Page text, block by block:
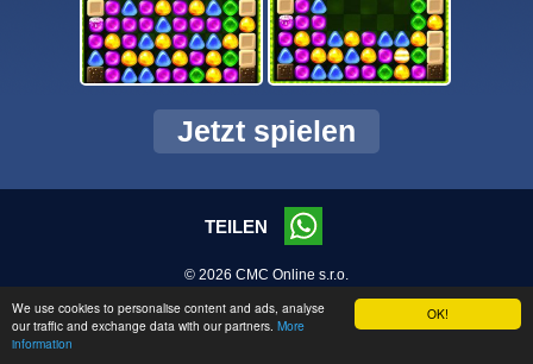
OK!
We use cookies to personalise content and ads, analyse
our traffic and exchange data with our partners. More
information
Jetzt spielen
TEILEN
© 2026 CMC Online s.r.o.